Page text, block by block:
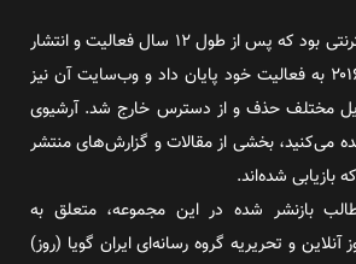
روز آنلاین روزنامه‌ای اینترنتی بود که پس از طول ۱۲ سال فعالیت و انتشار
۲۵۰۰ شماره، در سال ۲۰۱۶ به فعالیت خود پایان داد و وب‌سایت آن نیز
مختلف حذف و از دسترس خارج شد. آرشیوی
می‌کنید، بخشی از مقالات و گزارش‌های منتشر
بازیابی شده‌اند.
بازنشر شده در این مجموعه، متعلق به
و تحریریه گروه رسانه‌ای ایران گویا (روز)